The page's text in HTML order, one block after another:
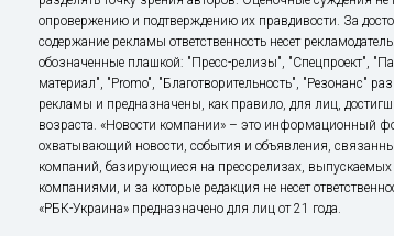
опровержению и подтверждению их правдивости. За
содержание рекламы ответственность несет
обозначенные плашкой: "Пресс-релизы", "Спецпроект",
материал", "Promo", "Благотворительность", "Резонанс"
рекламы и предназначены, как правило, для лиц,
возраста. «Новости компании» – это информационный
охватывающий новости, события и объявления,
компаний, базирующиеся на прессрелизах,
компаниями, и за которые редакция не несет
«РБК-Украина» предназначено для лиц от 21 года.